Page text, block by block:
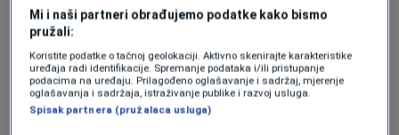
dozvolu da nosi oružje tokom obavljanja posla,
što je zakonom zabranjeno.
Prema Zakonu o nabavljanju, držanju i nošenju
oružja i municije Kantona Sarajevo, propisano
Mi i naši partneri obrađujemo podatke kako bismo
pružali:
Koristite podatke o tačnoj geolokaciji. Aktivno skenirajte karakteristike
uređaja radi identifikacije. Spremanje podataka i/ili pristupanje
podacima na uređaju. Prilagođeno oglašavanje i sadržaj, mjerenje
oglašavanja i sadržaja, istraživanje publike i razvoj usluga.
Spisak partnera (pružalaca usluga)